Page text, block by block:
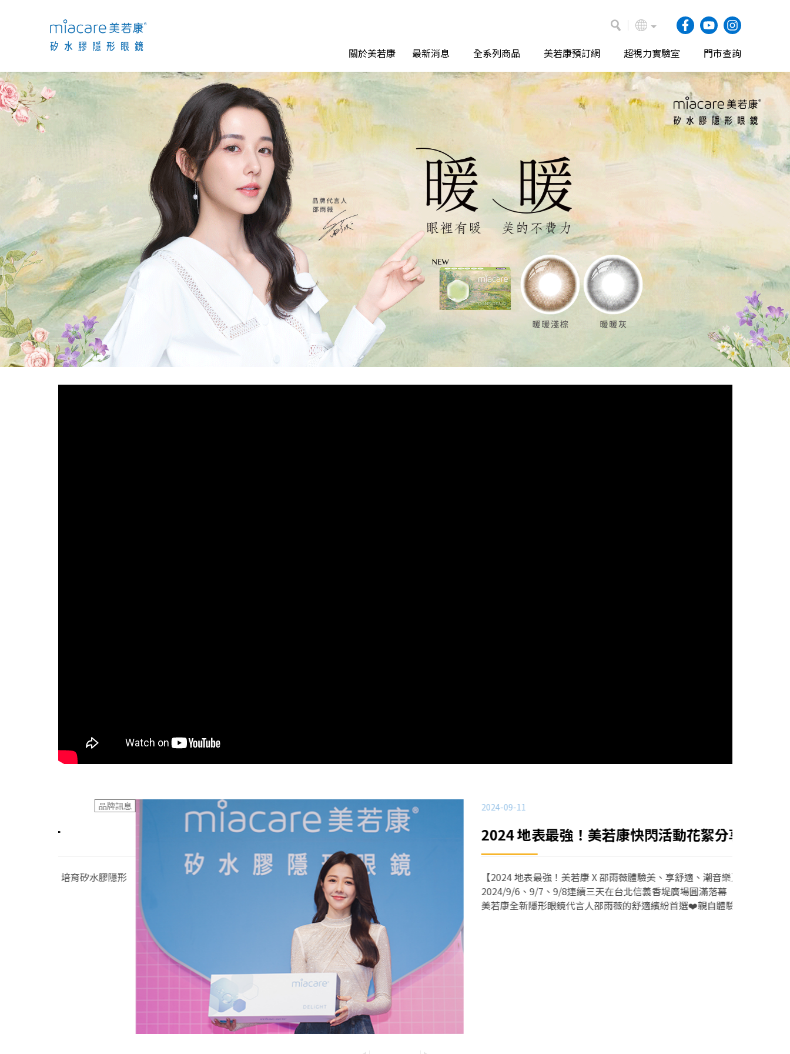
關於美若康 最新消息 全系列商品 美若康預訂網 超視力實驗室 門市查詢
2024-09-11
2024 地表最強！美若康快閃活動花絮分享
【2024 地表最強！美若康 X 邵雨薇體驗美、享舒適、潮音樂】
2024/9/6、9/7、9/8連續三天在台北信義香堤廣場圓滿落幕
美若康全新隱形眼鏡代言人邵雨薇的舒適繽紛首選❤️親自體驗193的快樂